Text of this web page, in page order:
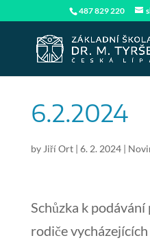
487 829 220
6.2.2024
by Jiří Ort| 6. 2. 2024|
Schůzka k
rodiče vycházejících